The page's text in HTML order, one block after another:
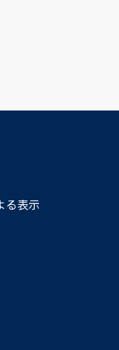
る表示